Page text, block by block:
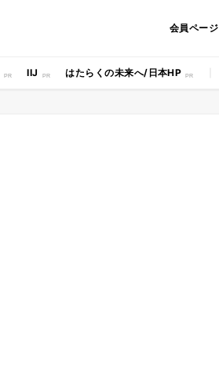
会員ページ
IIJ はたらくの未来へ/日本HP